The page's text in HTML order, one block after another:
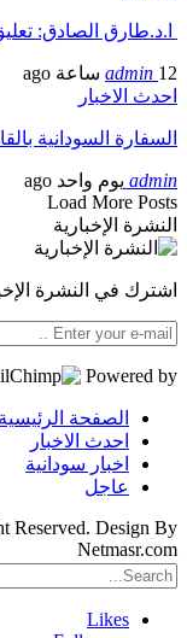
ا.د.طارق الصادق:
admin 12 ساعة ago
احدث الاخبار
السفارة السودانية
admin يوم واحد ago
Load More Posts
النشرة الإخبارية
اشترك في النشرة
Powered by
الصفحة الرئيسية
احدث الاخبار
اخبار سودانية
عاجل
Reserved. Design By
Netmasr.com
Likes